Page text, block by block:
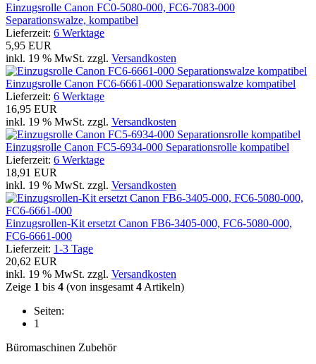
Einzugsrolle Canon FC0-5080-000, FC6-7083-000
Separationswalze, kompatibel
Lieferzeit: 6 Werktage
5,95 EUR
inkl. 19 % MwSt. zzgl. Versandkosten
Einzugsrolle Canon FC6-6661-000 Separationswalze kompatibel
Lieferzeit: 6 Werktage
16,95 EUR
inkl. 19 % MwSt. zzgl. Versandkosten
Einzugsrolle Canon FC5-6934-000 Separationsrolle kompatibel
Lieferzeit: 6 Werktage
18,91 EUR
inkl. 19 % MwSt. zzgl. Versandkosten
Einzugsrollen-Kit ersetzt Canon FB6-3405-000, FC6-5080-000,
FC6-6661-000
Lieferzeit: 1-3 Tage
20,62 EUR
inkl. 19 % MwSt. zzgl. Versandkosten
Zeige 1 bis 4 (von insgesamt 4 Artikeln)
Seiten:
1
Büromaschinen Zubehör